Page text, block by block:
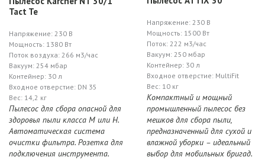
Tact Te
Напряжение: 230 В
Мощность: 1380 Вт
Поток воздуха: 266 м3/час
Вакуум: 254 мбар
Контейнер: 30 л
Входное отверстие: DN 35
Вес: 14,2 кг
Пылесос для сбора опасной для
здоровья пыли класса М или H.
Автоматическая система
очистки фильтра. Розетка для
подключения инструмента.
Напряжение: 230 В
Мощность: 1500 Вт
Поток: 222 м3/час
Вакуум: 250 мбар
Контейнер: 30 л
Входное отверстие: MultiFit
Вес: 10 кг
Компактный и мощный
промышленный пылесос без
мешков для сбора пыли,
предназначенный для сухой и
влажной уборки – идеальный
выбор для мобильных бригад.